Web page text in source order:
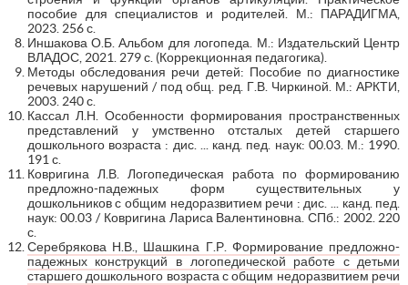
пособие для специалистов и родителей. М.: ПАРАДИГМА,
2023. 256 с.
Иншакова О.Б. Альбом для логопеда. М.: Издательский Центр
ВЛАДОС, 2021. 279 с. (Коррекционная педагогика).
Методы обследования речи детей: Пособие по диагностике
речевых нарушений / под общ. ред. Г.В. Чиркиной. М.: АРКТИ,
2003. 240 с.
Кассал Л.Н. Особенности формирования пространственных
представлений у умственно отсталых детей старшего
дошкольного возраста : дис. ... канд. пед. наук: 00.03. М.: 1990.
191 с.
Ковригина Л.В. Логопедическая работа по формированию
предложно-падежных форм существительных у
дошкольников с общим недоразвитием речи : дис. ... канд. пед.
наук: 00.03 / Ковригина Лариса Валентиновна. СПб.: 2002. 220
с.
Серебрякова Н.В., Шашкина Г.Р. Формирование предложно-
падежных конструкций в логопедической работе с детьми
старшего дошкольного возраста с общим недоразвитием речи